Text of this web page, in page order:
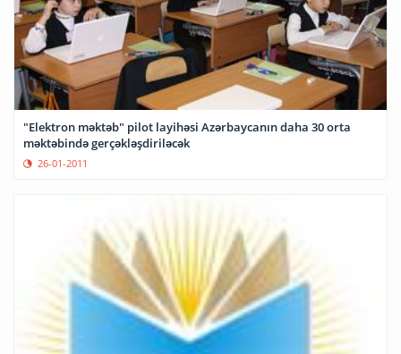
"Elektron məktəb" pilot layihəsi Azərbaycanın daha 30 orta
məktəbində gerçəkləşdiriləcək
26-01-2011